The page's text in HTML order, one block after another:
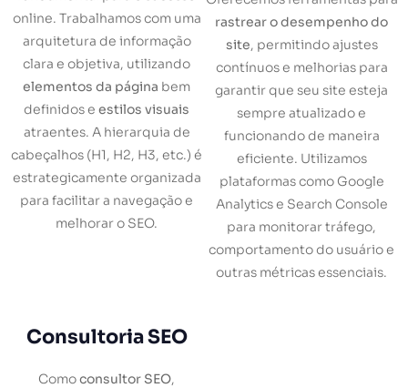
online. Trabalhamos com uma
arquitetura de informação
clara e objetiva, utilizando
elementos da página bem
definidos e estilos visuais
atraentes. A hierarquia de
cabeçalhos (H1, H2, H3, etc.) é
estrategicamente organizada
para facilitar a navegação e
melhorar o SEO.
rastrear o desempenho do
site, permitindo ajustes
contínuos e melhorias para
garantir que seu site esteja
sempre atualizado e
funcionando de maneira
eficiente. Utilizamos
plataformas como Google
Analytics e Search Console
para monitorar tráfego,
comportamento do usuário e
outras métricas essenciais.
Consultoria SEO
Comoconsultor SEO,